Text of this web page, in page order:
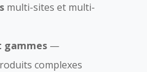
multi-sites et multi-
gammes—
complexes